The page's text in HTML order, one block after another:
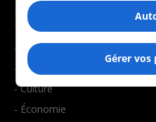
NOUVELLES
- Affaires municipales
- Communauté / Social
- Culture
- Économie
Gérer vos